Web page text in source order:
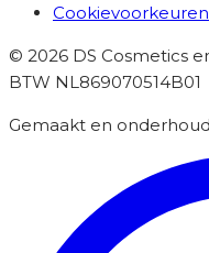
Cookievoorkeuren
© 2026 DS Cosmetics
BTW NL869070514B01
Gemaakt en